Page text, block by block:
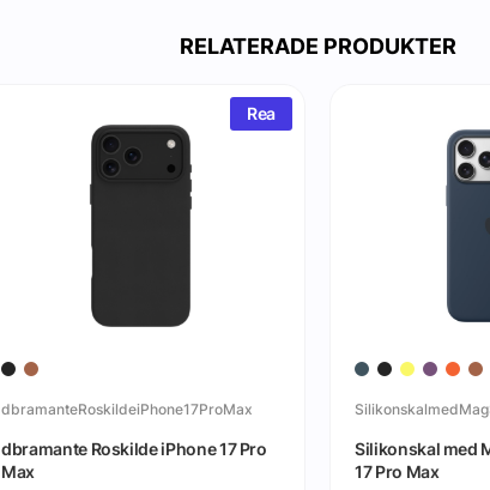
RELATERADE PRODUKTER
Rea
dbramanteRoskildeiPhone17ProMax
dbramante Roskilde iPhone 17 Pro
Max
Silikonskal med
17 Pro Max